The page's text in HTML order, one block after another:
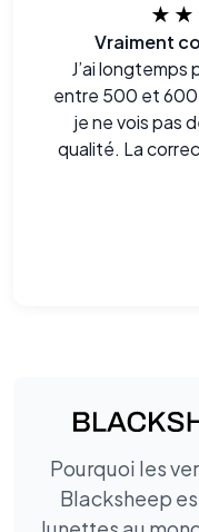
Vraiment
J’ai
entre 500 et
je ne vois pas
qualité. La
Pourquoi les
Blacksheep